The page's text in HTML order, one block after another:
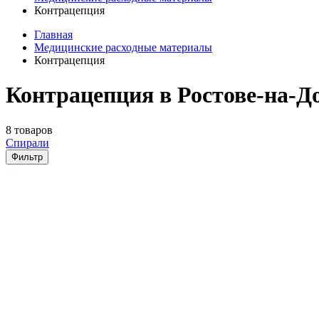
Контрацепция
Главная
Медицинские расходные материалы
Контрацепция
Контрацепция в Ростове-на-
8 товаров
Спирали
Фильтр